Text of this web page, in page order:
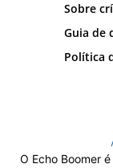
Sobre
Guia de
Política
O Echo Boomer